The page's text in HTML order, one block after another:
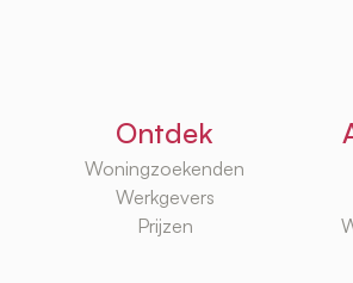
Ontdek
Woningzoekenden
Werkgevers
Prijzen